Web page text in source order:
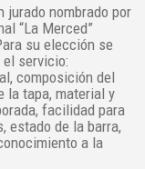
jurado nombrado por
“La Merced”
su elección se
servicio:
composición del
la tapa, material y
facilidad para
estado de la barra,
a la